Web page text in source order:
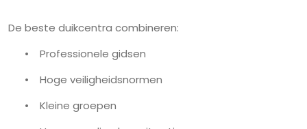
De beste duikcentra combineren:
•
Professionele gidsen
•
Hoge veiligheidsnormen
•
Kleine groepen